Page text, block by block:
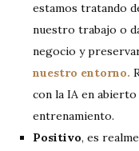
estamos tratando
nuestro trabajo o
negocio y
nuestro entorno.
con la IA en
entrenamiento.
Positivo, es